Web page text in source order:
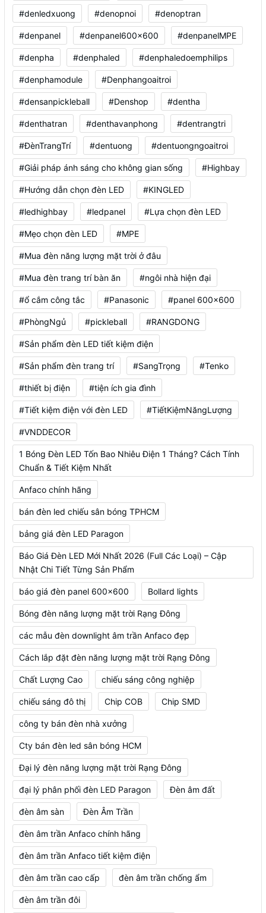
#denledxuong #denopnoi #denoptran
#denpanel #denpanel600x600 #denpanelMPE
#denpha #denphaled #denphaledoemphilips
#denphamodule #Denphangoaitroi
#densanpickleball #Denshop #dentha
#denthatran #denthavanphong #dentrangtri
#ĐènTrangTrí #dentuong #dentuongngoaitroi
#Giải pháp ánh sáng cho không gian sống #Highbay
#Hướng dẫn chọn đèn LED #KINGLED
#ledhighbay #ledpanel #Lựa chọn đèn LED
#Mẹo chọn đèn LED #MPE
#Mua đèn năng lượng mặt trời ở đâu
#Mua đèn trang trí bàn ăn #ngôi nhà hiện đại
#ổ cắm công tắc #Panasonic #panel 600x600
#PhòngNgủ #pickleball #RANGDONG
#Sản phẩm đèn LED tiết kiệm điện
#Sản phẩm đèn trang trí #SangTrọng #Tenko
#thiết bị điện #tiện ích gia đình
#Tiết kiệm điện với đèn LED #TiếtKiệmNăngLượng
#VNDDECOR
1 Bóng Đèn LED Tốn Bao Nhiêu Điện 1 Tháng? Cách Tính
Chuẩn & Tiết Kiệm Nhất
Anfaco chính hãng
bán đèn led chiếu sân bóng TPHCM
bảng giá đèn LED Paragon
Báo Giá Đèn LED Mới Nhất 2026 (Full Các Loại) – Cập
Nhật Chi Tiết Từng Sản Phẩm
báo giá đèn panel 600x600 Bollard lights
Bóng đèn năng lượng mặt trời Rạng Đông
các mẫu đèn downlight âm trần Anfaco đẹp
Cách lắp đặt đèn năng lượng mặt trời Rạng Đông
Chất Lượng Cao chiếu sáng công nghiệp
chiếu sáng đô thị Chip COB Chip SMD
công ty bán đèn nhà xưởng
Cty bán đèn led sân bóng HCM
Đại lý đèn năng lượng mặt trời Rạng Đông
đại lý phân phối đèn LED Paragon Đèn âm đất
đèn âm sàn Đèn Âm Trần
đèn âm trần Anfaco chính hãng
đèn âm trần Anfaco tiết kiệm điện
đèn âm trần cao cấp đèn âm trần chống ẩm
đèn âm trần đôi